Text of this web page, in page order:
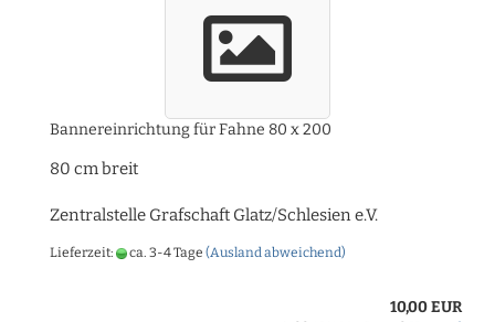
Bannereinrichtung für Fahne 80 x 200
80 cm breit
Zentralstelle Grafschaft Glatz/Schlesien e.V.
Lieferzeit: ca. 3-4 Tage (Ausland abweichend)
10,00 EUR